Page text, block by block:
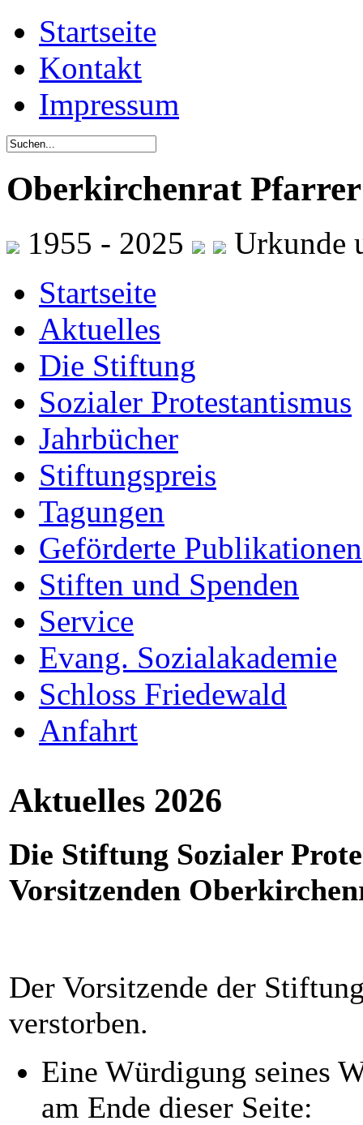
Startseite
Kontakt
Impressum
Oberkirchenrat
1955 - 2025
Urkunde
Startseite
Aktuelles
Die Stiftung
Sozialer Protestantismus
Jahrbücher
Stiftungspreis
Tagungen
Geförderte Publikationen
Stiften und Spenden
Service
Evang. Sozialakademie
Schloss Friedewald
Anfahrt
Aktuelles 2026
Die Stiftung Sozialer
Vorsitzenden
Der Vorsitzende der
verstorben.
Eine Würdigung seines
am Ende dieser Seite: